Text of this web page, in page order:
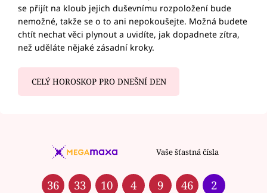
se přijít na kloub jejich duševnímu rozpoložení bude
nemožné, takže se o to ani nepokoušejte. Možná budete
chtít nechat věci plynout a uvidíte, jak dopadnete zítra,
než uděláte nějaké zásadní kroky.
CELÝ HOROSKOP PRO DNEŠNÍ DEN
Vaše šťastná čísla
36 33 10 4 9 46 2